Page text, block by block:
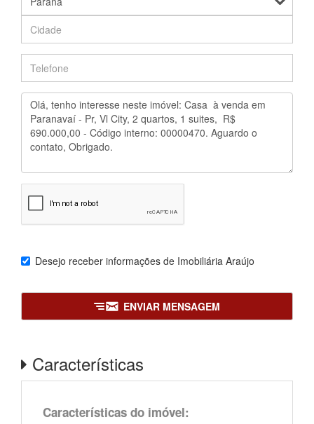
Desejo receber informações de Imobiliária Araújo
ENVIAR MENSAGEM
Características
Características do imóvel: